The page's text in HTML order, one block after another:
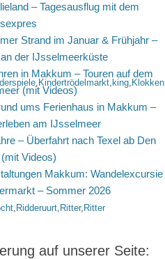
, Kindertrödelmarkt, king, Klokken
, Ridderuurt, Ritter, Ritter
– Tagesausflug mit dem
Strand im Januar & Frühjahr –
der IJsselmeerküste
in Makkum – Touren auf dem
(mit Videos)
ums Ferienhaus in Makkum –
am IJsselmeer
– Überfahrt nach Texel ab Den
Videos)
Makkum: Wandelexcursie
– Sommer 2026
auf unserer Seite: